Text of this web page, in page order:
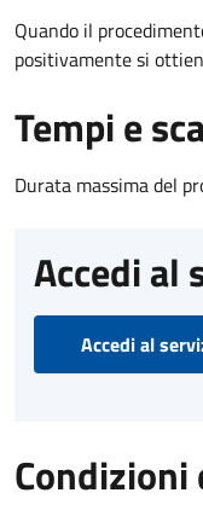
Quando il
positivamente si
Tempi e
Durata massima del
Accedi al
Accedi al